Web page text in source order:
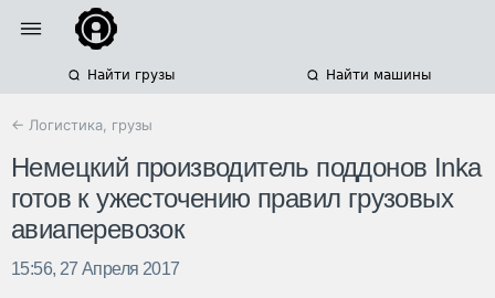
Найти грузы Найти машины
← Логистика, грузы
Немецкий производитель поддонов Inka
готов к ужесточению правил грузовых
авиаперевозок
15:56, 27 Апреля 2017